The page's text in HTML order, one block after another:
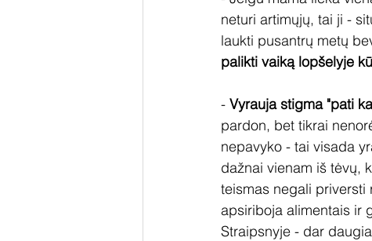
neturi artimųjų, tai ji -
laukti pusantrų metų
palikti vaiką lopšelyje
- Vyrauja stigma "pati
pardon, bet tikrai
nepavyko - tai visada
dažnai vienam iš tėvų,
teismas negali priversti
apsiriboja alimentais ir
Straipsnyje - dar